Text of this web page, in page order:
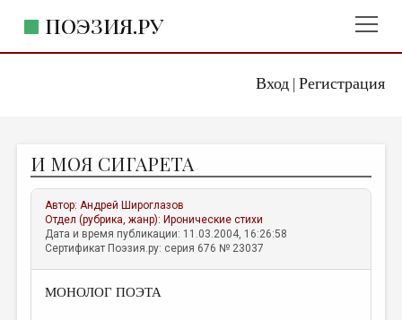
Вход| Регистрация
ПОЭЗИЯ.РУ
ЖАНРЫ
АВТОРЫ
КОММЕНТАРИИ
ЛИТСАЛОН
НОВОСТИ
И МОЯ СИГАРЕТА
Автор:Андрей Широглазов
Отдел (рубрика, жанр): Иронические стихи
Дата и время публикации: 11.03.2004, 16:26:58
Сертификат Поэзия.ру: серия 676 № 23037
МОНОЛОГ ПОЭТА